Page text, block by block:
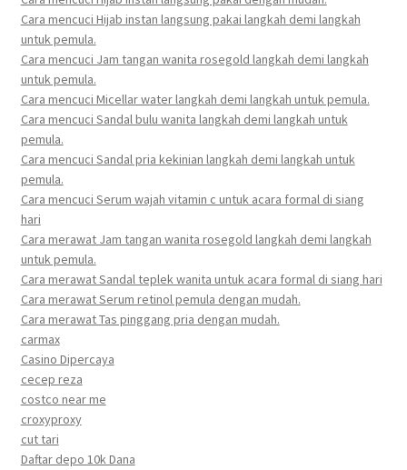
Cara mencuci Hijab instan langsung pakai langkah demi langkah
untuk pemula.
Cara mencuci Jam tangan wanita rosegold langkah demi langkah
untuk pemula.
Cara mencuci Micellar water langkah demi langkah untuk pemula.
Cara mencuci Sandal bulu wanita langkah demi langkah untuk
pemula.
Cara mencuci Sandal pria kekinian langkah demi langkah untuk
pemula.
Cara mencuci Serum wajah vitamin c untuk acara formal di siang
hari
Cara merawat Jam tangan wanita rosegold langkah demi langkah
untuk pemula.
Cara merawat Sandal teplek wanita untuk acara formal di siang hari
Cara merawat Serum retinol pemula dengan mudah.
Cara merawat Tas pinggang pria dengan mudah.
carmax
Casino Dipercaya
cecep reza
costco near me
croxyproxy
cut tari
Daftar depo 10k Dana